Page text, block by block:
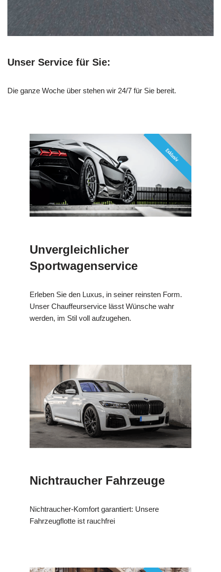
Unser Service für Sie:
Die ganze Woche über stehen wir 24/7 für Sie bereit.
Unvergleichlicher
Sportwagenservice
Erleben Sie den Luxus, in seiner reinsten Form.
Unser Chauffeurservice lässt Wünsche wahr
werden, im Stil voll aufzugehen.
Nichtraucher Fahrzeuge
Nichtraucher-Komfort garantiert: Unsere
Fahrzeugflotte ist rauchfrei